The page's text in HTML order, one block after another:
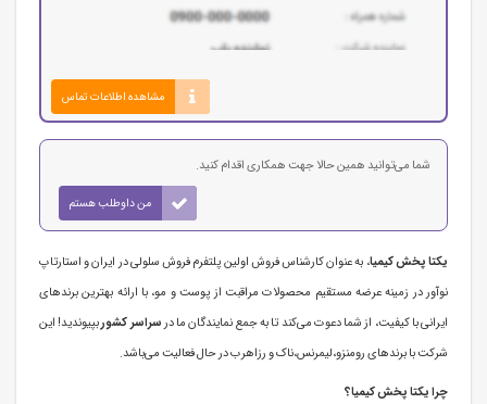
مشاهده اطلاعات تماس
شما می‌توانید همین حالا جهت همکاری اقدام کنید.
من داوطلب هستم
یکتا پخش کیمیا، به عنوان کارشناس فروش اولین پلتفرم فروش سلولی در ایران و استارتاپ
نوآور در زمینه عرضه مستقیم محصولات مراقبت از پوست و مو، با ارائه بهترین برندهای
ایرانی با کیفیت، از شما دعوت می‌کند تا به جمع نمایندگان ما درسراسر کشوربپیوندید! این
شرکت با برندهای رومنزو،لیمرنس،ناک و رزاهرب در حال فعالیت می‌باشد.
چرا یکتا پخش کیمیا؟